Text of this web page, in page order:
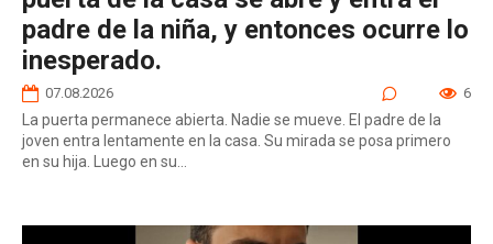
padre de la niña, y entonces ocurre lo
inesperado.
07.08.2026 6
La puerta permanece abierta. Nadie se mueve. El padre de la
joven entra lentamente en la casa. Su mirada se posa primero
en su hija. Luego en su...